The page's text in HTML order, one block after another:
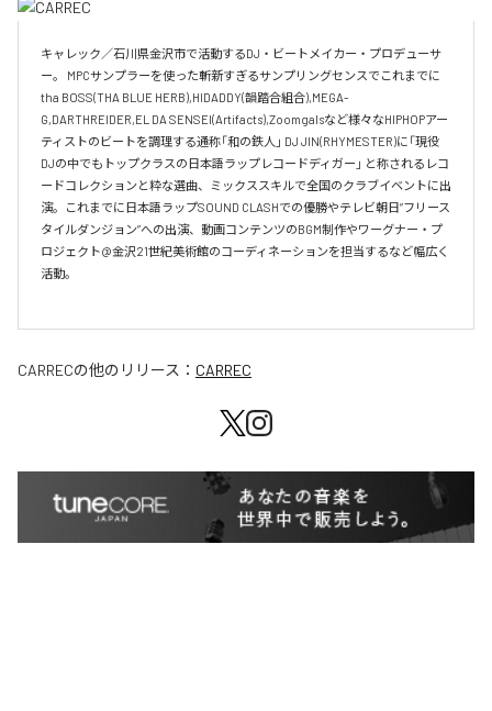
キャレック／石川県金沢市で活動するDJ・ビートメイカー・プロデューサ
ー。 MPCサンプラーを使った斬新すぎるサンプリングセンスでこれまでに
tha BOSS(THA BLUE HERB),HIDADDY(韻踏合組合),MEGA-
G,DARTHREIDER,EL DA SENSEI(Artifacts),Zoomgalsなど様々なHIPHOPアー
ティストのビートを調理する通称「和の鉄人」 DJ JIN(RHYMESTER)に「現役
DJの中でもトップクラスの日本語ラップレコードディガー」 と称されるレコ
ードコレクションと粋な選曲、ミックススキルで全国のクラブイベントに出
演。これまでに日本語ラップSOUND CLASHでの優勝やテレビ朝日”フリース
タイルダンジョン”への出演、動画コンテンツのBGM制作やワーグナー・プ
ロジェクト@金沢21世紀美術館のコーディネーションを担当するなど幅広く
活動。
CARRECの他のリリース： CARREC